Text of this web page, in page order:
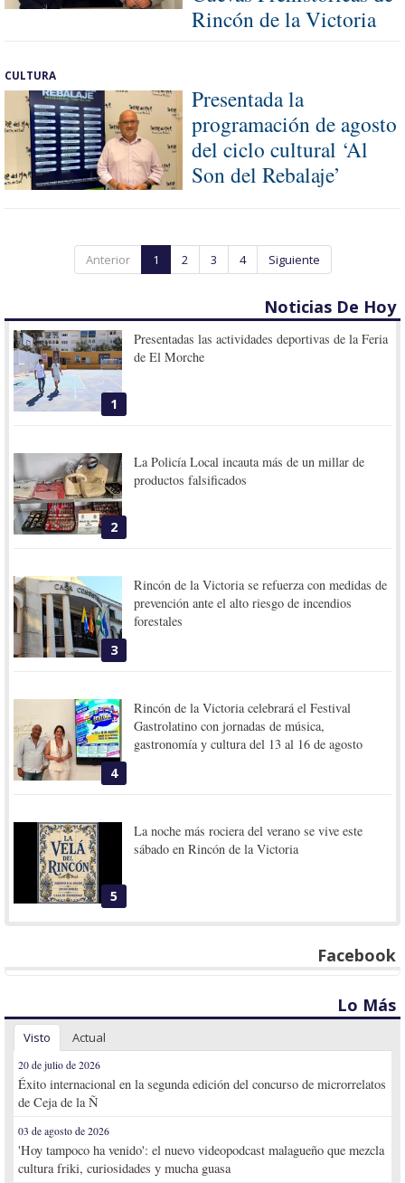
Rincón de la Victoria
CULTURA
Presentada la
programación de agosto
del ciclo cultural ‘Al
Son del Rebalaje’
Anterior 1 2 3 4 Siguiente
Noticias De Hoy
1
Presentadas las actividades deportivas de la Feria
de El Morche
2
La Policía Local incauta más de un millar de
productos falsificados
3
Rincón de la Victoria se refuerza con medidas de
prevención ante el alto riesgo de incendios
forestales
4
Rincón de la Victoria celebrará el Festival
Gastrolatino con jornadas de música,
gastronomía y cultura del 13 al 16 de agosto
5
La noche más rociera del verano se vive este
sábado en Rincón de la Victoria
Facebook
Lo Más
Visto Actual
20 de julio de 2026
Éxito internacional en la segunda edición del concurso de microrrelatos
de Ceja de la Ñ
03 de agosto de 2026
'Hoy tampoco ha venido': el nuevo videopodcast malagueño que mezcla
cultura friki, curiosidades y mucha guasa